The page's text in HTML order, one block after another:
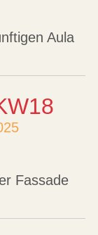
Aula
Fassade